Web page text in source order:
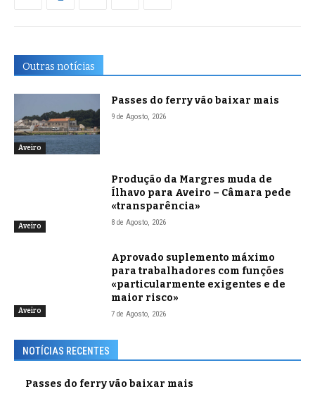
Outras notícias
Aveiro
Passes do ferry vão baixar mais
9 de Agosto, 2026
Aveiro
Produção da Margres muda de
Ílhavo para Aveiro – Câmara pede
«transparência»
8 de Agosto, 2026
Aveiro
Aprovado suplemento máximo
para trabalhadores com funções
«particularmente exigentes e de
maior risco»
7 de Agosto, 2026
NOTÍCIAS RECENTES
Passes do ferry vão baixar mais